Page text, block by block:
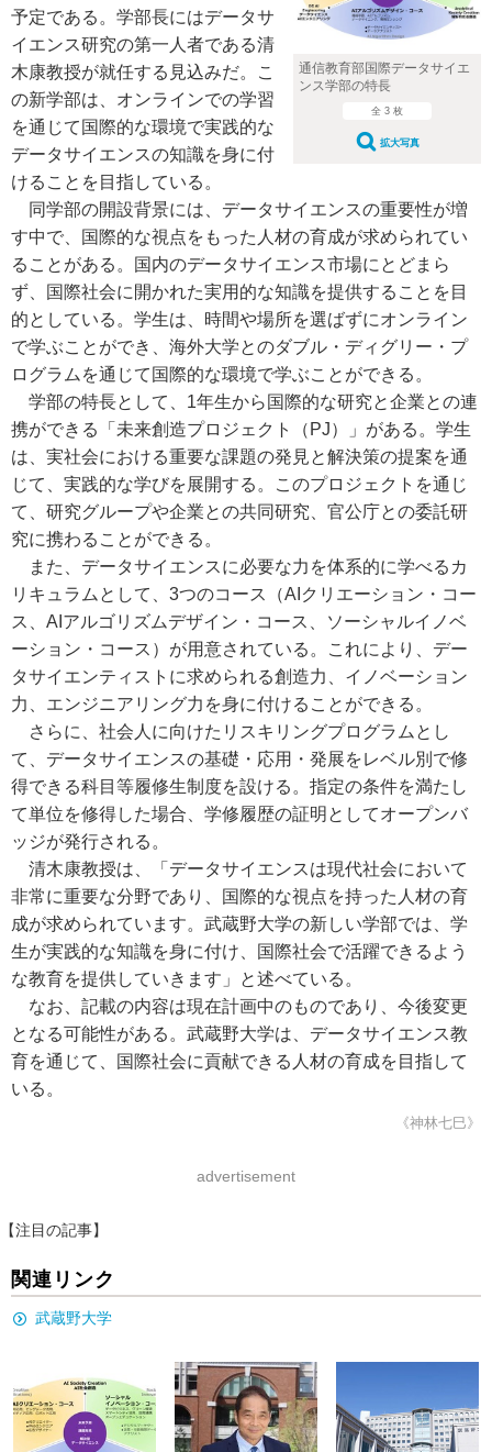
通信教育部国際データサイエ
ンス学部の特長
全 3 枚
拡大写真
予定である。学部長にはデータサ
イエンス研究の第一人者である清
木康教授が就任する見込みだ。こ
の新学部は、オンラインでの学習
を通じて国際的な環境で実践的な
データサイエンスの知識を身に付
けることを目指している。
同学部の開設背景には、データサイエンスの重要性が増
す中で、国際的な視点をもった人材の育成が求められてい
ることがある。国内のデータサイエンス市場にとどまら
ず、国際社会に開かれた実用的な知識を提供することを目
的としている。学生は、時間や場所を選ばずにオンライン
で学ぶことができ、海外大学とのダブル・ディグリー・プ
ログラムを通じて国際的な環境で学ぶことができる。
学部の特長として、1年生から国際的な研究と企業との連
携ができる「未来創造プロジェクト（PJ）」がある。学生
は、実社会における重要な課題の発見と解決策の提案を通
じて、実践的な学びを展開する。このプロジェクトを通じ
て、研究グループや企業との共同研究、官公庁との委託研
究に携わることができる。
また、データサイエンスに必要な力を体系的に学べるカ
リキュラムとして、3つのコース（AIクリエーション・コー
ス、AIアルゴリズムデザイン・コース、ソーシャルイノベ
ーション・コース）が用意されている。これにより、デー
タサイエンティストに求められる創造力、イノベーション
力、エンジニアリング力を身に付けることができる。
さらに、社会人に向けたリスキリングプログラムとし
て、データサイエンスの基礎・応用・発展をレベル別で修
得できる科目等履修生制度を設ける。指定の条件を満たし
て単位を修得した場合、学修履歴の証明としてオープンバ
ッジが発行される。
清木康教授は、「データサイエンスは現代社会において
非常に重要な分野であり、国際的な視点を持った人材の育
成が求められています。武蔵野大学の新しい学部では、学
生が実践的な知識を身に付け、国際社会で活躍できるよう
な教育を提供していきます」と述べている。
なお、記載の内容は現在計画中のものであり、今後変更
となる可能性がある。武蔵野大学は、データサイエンス教
育を通じて、国際社会に貢献できる人材の育成を目指して
いる。
《神林七巳》
advertisement
【注目の記事】
関連リンク
武蔵野大学